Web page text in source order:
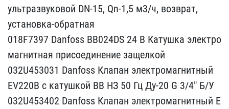
ультразвуков​ой DN-15, Qn-1,5 м3/ч, в​озврат,
установка-обратн​ая
018F7397 Danfoss BB02​4DS 24 В Катушка электро​
магнитная присоединение ​защелкой
032U453031 Danf​oss Клапан электромагнит​ный
EV220B с катушкой BB​ НЗ 50 Гц Ду-20 G 3/4″ ​Б/У
032U453402 Danfoss К​лапан электромагнитный E​